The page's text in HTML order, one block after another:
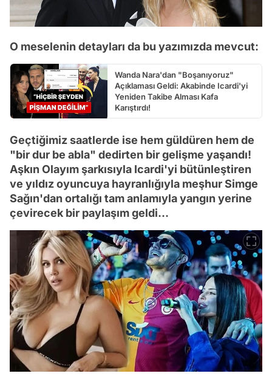
O meselenin detayları da bu yazımızda mevcut:
Wanda Nara'dan "Boşanıyoruz"
Açıklaması Geldi: Akabinde Icardi'yi
Yeniden Takibe Alması Kafa
Karıştırdı!
Geçtiğimiz saatlerde ise hem güldüren hem de
"bir dur be abla" dedirten bir gelişme yaşandı!
Aşkın Olayım şarkısıyla Icardi'yi bütünleştiren
ve yıldız oyuncuya hayranlığıyla meşhur Simge
Sağın'dan ortalığı tam anlamıyla yangın yerine
çevirecek bir paylaşım geldi...